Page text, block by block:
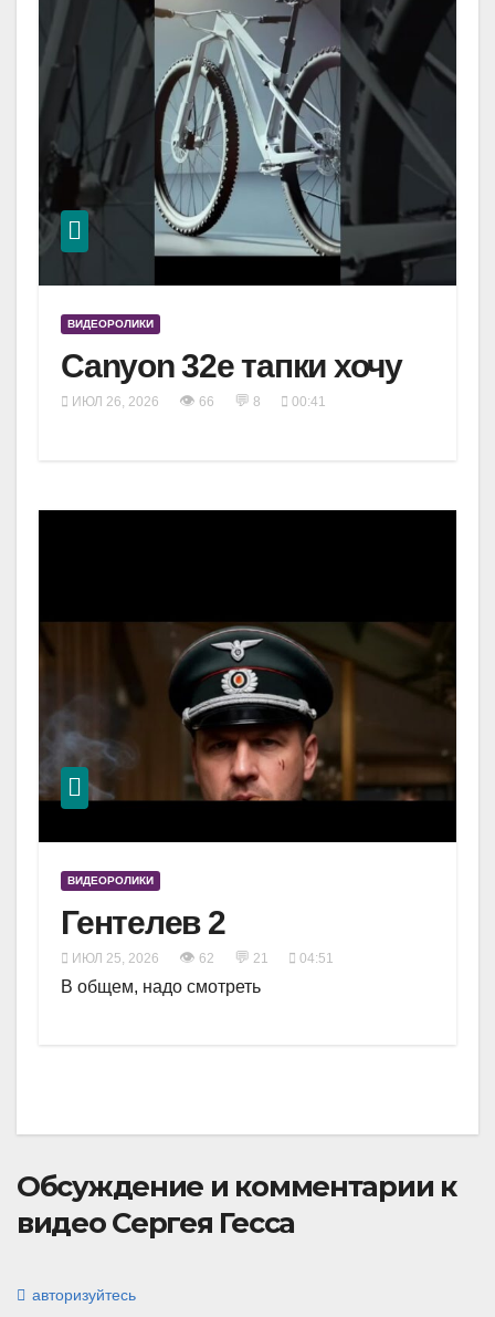
ВИДЕОРОЛИКИ
Canyon 32e тапки хочу
ИЮЛ 26, 2026 👁 66 💬 8 00:41
ВИДЕОРОЛИКИ
Гентелев 2
ИЮЛ 25, 2026 👁 62 💬 21 04:51
В общем, надо смотреть
Обсуждение и комментарии к
видео Сергея Гесса
авторизуйтесь